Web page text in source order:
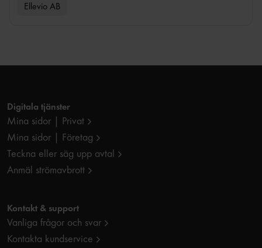
Ellevio AB
Digitala tjänster
Mina sidor | Privat
Mina sidor | Företag
Teckna eller säg upp avtal
Anmäl strömavbrott
Kontakt & support
Vanliga frågor och svar
Kontakta kundservice